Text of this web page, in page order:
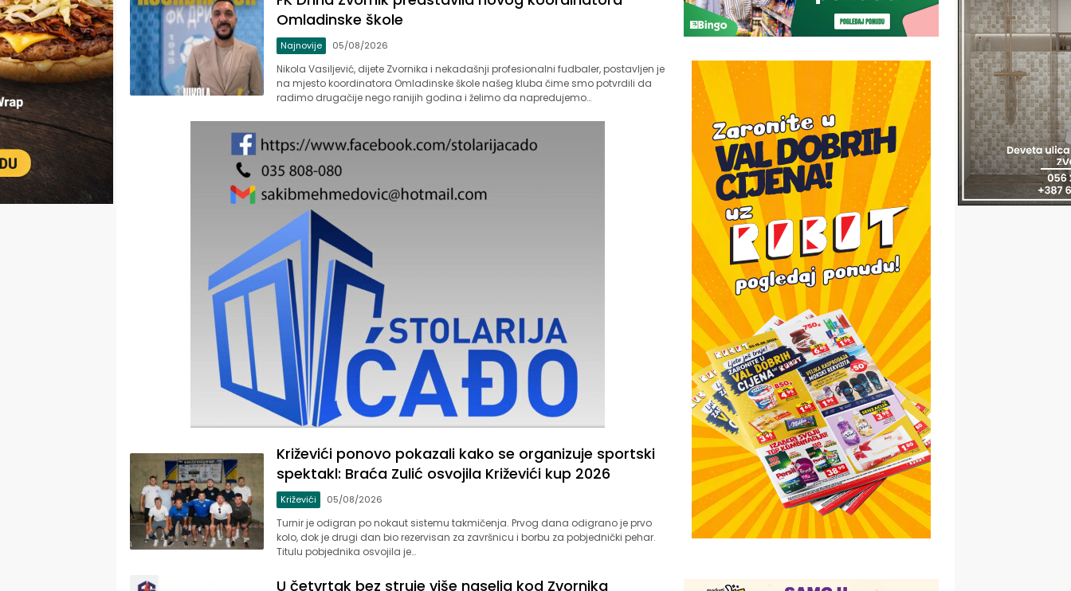
Omladinske škole
Najnovije 05/08/2026
Nikola Vasiljević, dijete Zvornika i nekadašnji profesionalni fudbaler, postavljen je
na mjesto koordinatora Omladinske škole našeg kluba čime smo potvrdili da
radimo drugačije nego ranijih godina i želimo da napredujemo…
Križevići ponovo pokazali kako se organizuje sportski
spektakl: Braća Zulić osvojila Križevići kup 2026
Križevići 05/08/2026
Turnir je odigran po nokaut sistemu takmičenja. Prvog dana odigrano je prvo
kolo, dok je drugi dan bio rezervisan za završnicu i borbu za pobjednički pehar.
Titulu pobjednika osvojila je…
U četvrtak bez struje više naselja kod Zvornika